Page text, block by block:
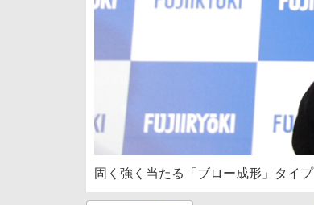
固く強く当たる「ブロー成形」タイプ